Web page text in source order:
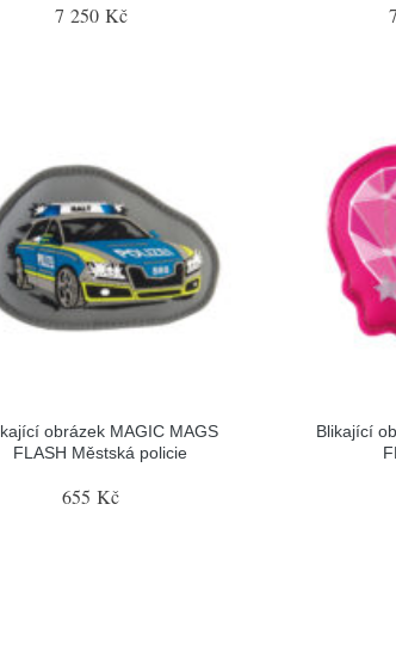
7 250 Kč
obrázek MAGIC MAGS
FLASH Městská policie
655 Kč
Blikající